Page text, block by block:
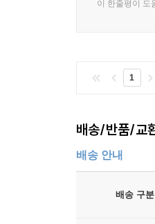
말하지만 지금,
보여준다. 뭐
구십대의 시간
지즈코의 표현
재현엔 능하지만
명성을 얻은 사
베토벤에서 발
이 한줄평이 도
1
배송/반품/교
배송 안내
배송 구분